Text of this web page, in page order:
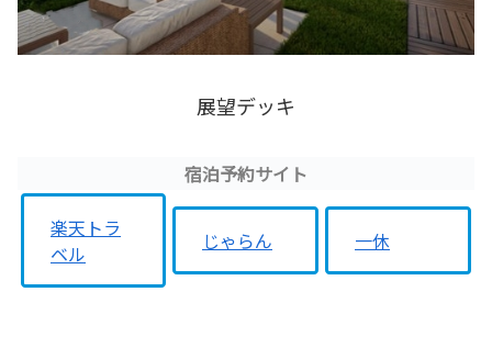
展望デッキ
宿泊予約サイト
楽天トラ
ベル
じゃらん 一休